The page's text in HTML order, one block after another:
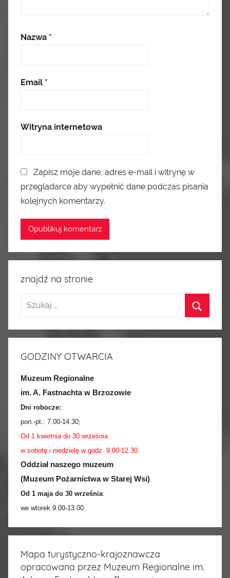
Nazwa *
Email *
Witryna internetowa
Zapisz moje dane, adres e-mail i witrynę w
przeglądarce aby wypełnić dane podczas pisania
kolejnych komentarzy.
znajdź na stronie
GODZINY OTWARCIA
Muzeum Regionalne
im. A. Fastnachta w Brzozowie
Dni robocze:
pon.-pt.: 7.00-14.30;
Od 1 kwietnia do 30 września
w sobotę i niedzielę w godz. 9.00-12.30.
Oddział naszego muzeum
(Muzeum Pożarnictwa w Starej Wsi)
Od 1 maja do 30 września:
we wtorek 9.00-13.00.
Mapa turystyczno-krajoznawcza
opracowana przez Muzeum Regionalne im.